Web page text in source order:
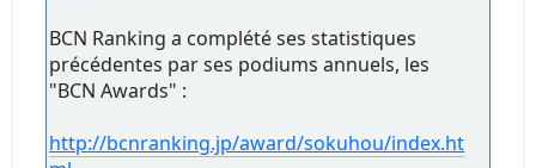
BCN Ranking a complété ses statistiques
précédentes par ses podiums annuels, les
"BCN Awards" :
http://bcnranking.jp/award/sokuhou/index.ht